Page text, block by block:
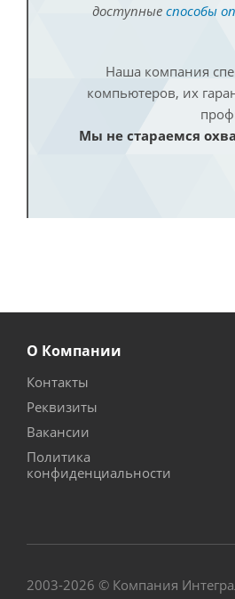
доступные способы
Наша компания
компьютеров, их
Мы не стараемся
О Компании
Контакты
Реквизиты
Вакансии
Политика
конфиденциальности
2003-2026 © Компания